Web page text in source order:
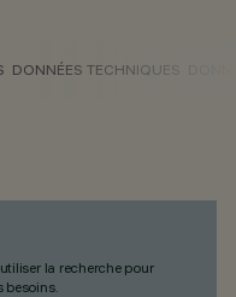
DONNÉES TECHNIQUES
la recherche pour
besoins.